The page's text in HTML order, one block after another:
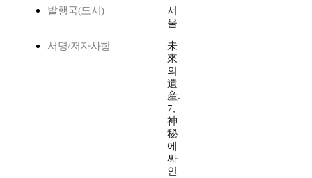
발행국(도시)
서
울
서명/저자사항
未
來
의
遺
産.
7,
神
秘
에
싸
인